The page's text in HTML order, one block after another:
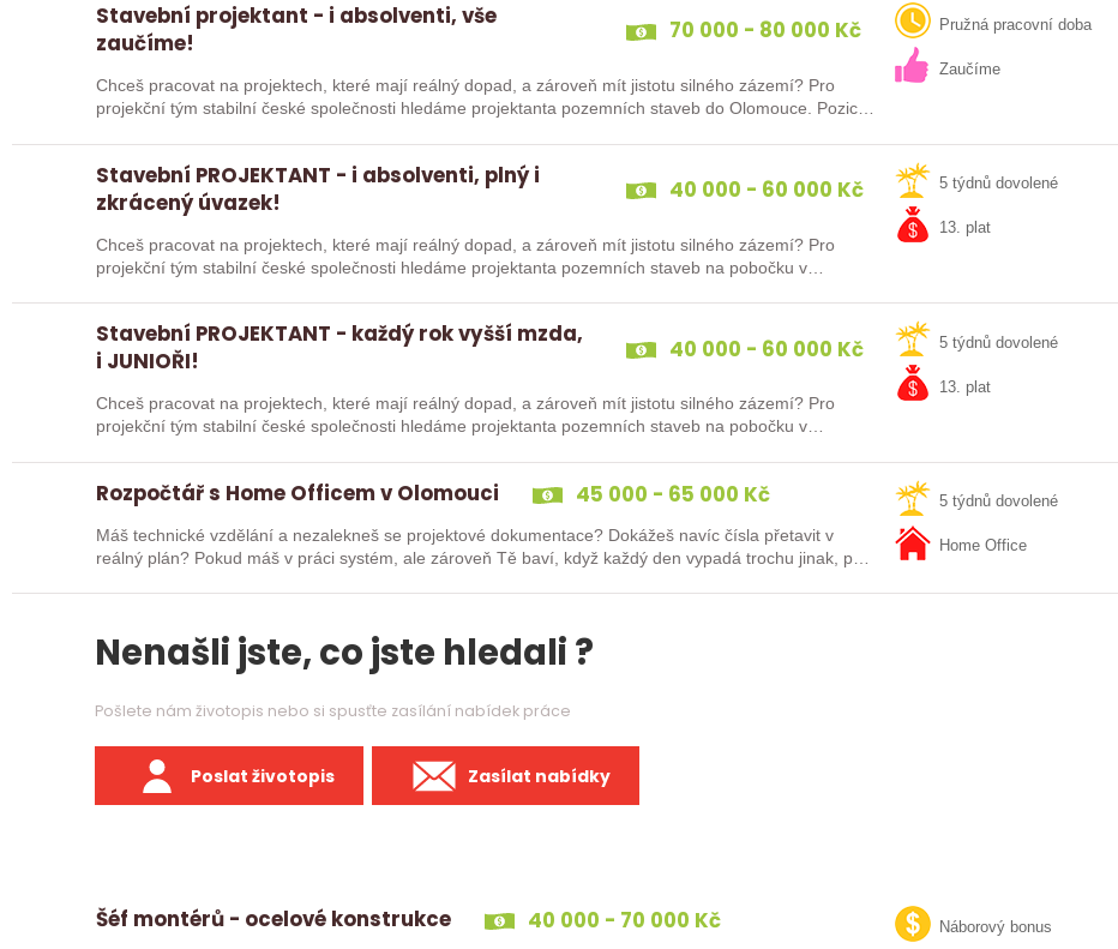
Stavební projektant - i absolventi, vše
zaučíme!
70 000 - 80 000 Kč
Chceš pracovat na projektech, které mají reálný dopad, a zároveň mít jistotu silného zázemí? Pro
projekční tým stabilní české společnosti hledáme projektanta pozemních staveb do Olomouce. Pozice
Pružná pracovní doba
Zaučíme
Stavební PROJEKTANT - i absolventi, plný i
zkrácený úvazek!
40 000 - 60 000 Kč
Chceš pracovat na projektech, které mají reálný dopad, a zároveň mít jistotu silného zázemí? Pro
projekční tým stabilní české společnosti hledáme projektanta pozemních staveb na pobočku v
5 týdnů dovolené
13. plat
Stavební PROJEKTANT - každý rok vyšší mzda,
i JUNIOŘI!
40 000 - 60 000 Kč
Chceš pracovat na projektech, které mají reálný dopad, a zároveň mít jistotu silného zázemí? Pro
projekční tým stabilní české společnosti hledáme projektanta pozemních staveb na pobočku v
5 týdnů dovolené
13. plat
Rozpočtář s Home Officem v Olomouci 45 000 - 65 000 Kč
Máš technické vzdělání a nezalekneš se projektové dokumentace? Dokážeš navíc čísla přetavit v
reálný plán? Pokud máš v práci systém, ale zároveň Tě baví, když každý den vypadá trochu jinak, pak
5 týdnů dovolené
Home Office
Nenašli jste, co jste hledali ?
Pošlete nám životopis nebo si spusťte zasílání nabídek práce
Poslat životopis Zasílat nabídky
Šéf montérů - ocelové konstrukce 40 000 - 70 000 Kč Náborový bonus